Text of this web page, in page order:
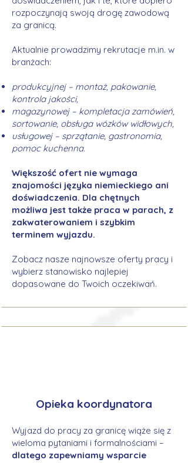
rozpoczynają swoją drogę zawodową
za granicą.
Aktualnie prowadzimy rekrutacje m.in. w
branżach:
produkcyjnej – montaż, pakowanie,
kontrola jakości,
magazynowej – kompletacja zamówień,
sortowanie, obsługa wózków widłowych,
usługowej – sprzątanie, gastronomia,
pomoc kuchenna.
Większość ofert nie wymaga
znajomości języka niemieckiego ani
doświadczenia. Dla chętnych
możliwa jest także praca w parach, z
zakwaterowaniem i szybkim
terminem wyjazdu.
Zobacz nasze najnowsze oferty pracy i
wybierz stanowisko najlepiej
dopasowane do Twoich oczekiwań.
Opieka koordynatora
Wyjazd do pracy za granicę wiąże się z
wieloma pytaniami i formalnościami –
dlatego zapewniamy wsparcie